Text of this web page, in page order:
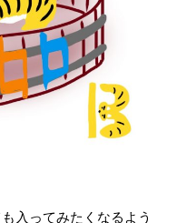
入ってみたくなるよう